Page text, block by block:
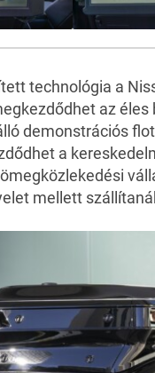
technológia a
az éles
demonstrációs
a
mellett